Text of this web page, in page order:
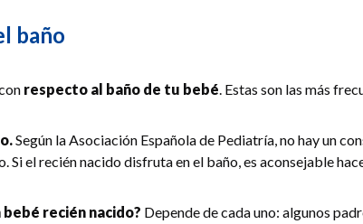
baño
respecto al baño de tu bebé. Estas son las más
Según la Asociación Española de Pediatría, no hay un
Si el recién nacido disfruta en el baño, es aconsejable
bebé recién nacido? Depende de cada uno: algunos